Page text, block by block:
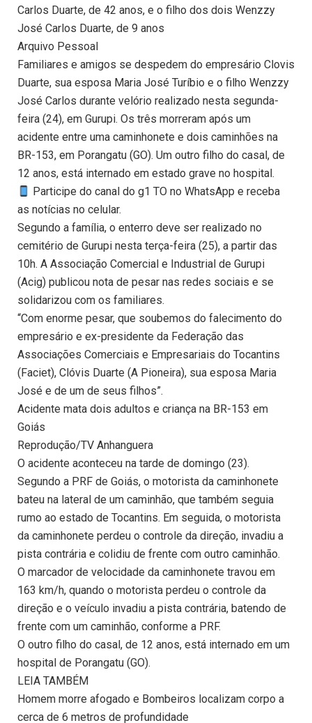
Carlos Duarte, de 42 anos, e o filho dos dois Wenzzy
José Carlos Duarte, de 9 anos
Arquivo Pessoal
Familiares e amigos se despedem do empresário Clovis
Duarte, sua esposa Maria José Turíbio e o filho Wenzzy
José Carlos durante velório realizado nesta segunda-
feira (24), em Gurupi. Os três morreram após um
acidente entre uma caminhonete e dois caminhões na
BR-153, em Porangatu (GO). Um outro filho do casal, de
12 anos, está internado em estado grave no hospital.
Participe do canal do g1 TO no WhatsApp e receba
as notícias no celular.
Segundo a família, o enterro deve ser realizado no
cemitério de Gurupi nesta terça-feira (25), a partir das
10h. A Associação Comercial e Industrial de Gurupi
(Acig) publicou nota de pesar nas redes sociais e se
solidarizou com os familiares.
“Com enorme pesar, que soubemos do falecimento do
empresário e ex-presidente da Federação das
Associações Comerciais e Empresariais do Tocantins
(Faciet), Clóvis Duarte (A Pioneira), sua esposa Maria
José e de um de seus filhos”.
Acidente mata dois adultos e criança na BR-153 em
Goiás
Reprodução/TV Anhanguera
O acidente aconteceu na tarde de domingo (23).
Segundo a PRF de Goiás, o motorista da caminhonete
bateu na lateral de um caminhão, que também seguia
rumo ao estado de Tocantins. Em seguida, o motorista
da caminhonete perdeu o controle da direção, invadiu a
pista contrária e colidiu de frente com outro caminhão.
O marcador de velocidade da caminhonete travou em
163 km/h, quando o motorista perdeu o controle da
direção e o veículo invadiu a pista contrária, batendo de
frente com um caminhão, conforme a PRF.
O outro filho do casal, de 12 anos, está internado em um
hospital de Porangatu (GO).
LEIA TAMBÉM
Homem morre afogado e Bombeiros localizam corpo a
cerca de 6 metros de profundidade